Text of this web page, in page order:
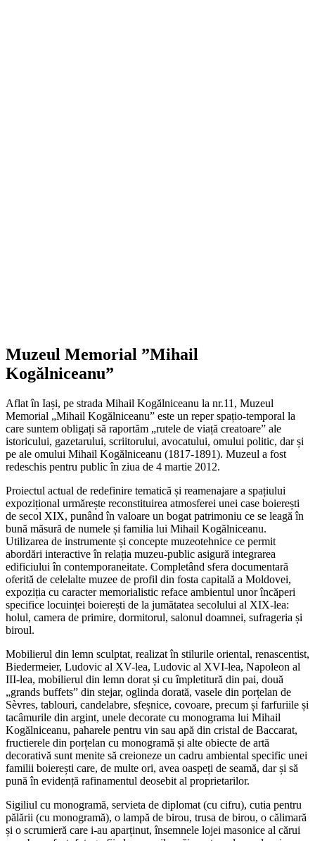
Muzeul Memorial ”Mihail
Kogălniceanu”
Aflat în Iași, pe strada Mihail Kogălniceanu la nr.11, Muzeul
Memorial „Mihail Kogălniceanu” este un reper spațio-temporal la
care suntem obligați să raportăm „rutele de viață creatoare” ale
istoricului, gazetarului, scriitorului, avocatului, omului politic, dar și
pe ale omului Mihail Kogălniceanu (1817-1891). Muzeul a fost
redeschis pentru public în ziua de 4 martie 2012.
Proiectul actual de redefinire tematică și reamenajare a spațiului
expozițional urmărește reconstituirea atmosferei unei case boierești
de secol XIX, punând în valoare un bogat patrimoniu ce se leagă în
bună măsură de numele și familia lui Mihail Kogălniceanu.
Utilizarea de instrumente și concepte muzeotehnice ce permit
abordări interactive în relația muzeu-public asigură integrarea
edificiului în contemporaneitate. Completând sfera documentară
oferită de celelalte muzee de profil din fosta capitală a Moldovei,
expoziția cu caracter memorialistic reface ambientul unor încăperi
specifice locuinței boierești de la jumătatea secolului al XIX-lea:
holul, camera de primire, dormitorul, salonul doamnei, sufrageria și
biroul.
Mobilierul din lemn sculptat, realizat în stilurile oriental, renascentist,
Biedermeier, Ludovic al XV-lea, Ludovic al XVI-lea, Napoleon al
III-lea, mobilierul din lemn dorat și cu împletitură din pai, două
„grands buffets” din stejar, oglinda dorată, vasele din porțelan de
Sèvres, tablouri, candelabre, sfeșnice, covoare, precum și farfuriile și
tacâmurile din argint, unele decorate cu monograma lui Mihail
Kogălniceanu, paharele pentru vin sau apă din cristal de Baccarat,
fructierele din porțelan cu monogramă și alte obiecte de artă
decorativă sunt menite să creioneze un cadru ambiental specific unei
familii boierești care, de multe ori, avea oaspeți de seamă, dar și să
pună în evidență rafinamentul deosebit al proprietarilor.
Sigiliul cu monogramă, servieta de diplomat (cu cifru), cutia pentru
pălării (cu monogramă), o lampă de birou, trusa de birou, o călimară
și o scrumieră care i-au aparținut, însemnele lojei masonice al cărui